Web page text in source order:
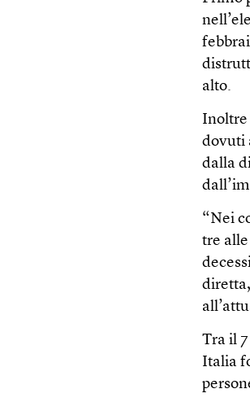
alto.
Inoltre
dovuti
dalla
“Nei
tre
Tra il
Italia